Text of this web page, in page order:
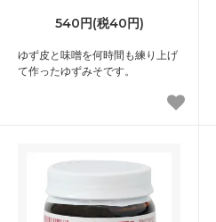
540円(税40円)
ゆず皮と味噌を何時間も練り上げ
て作ったゆずみそです。